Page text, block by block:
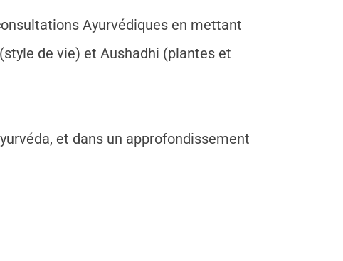
Ayurvédiques en mettant
de vie) et Aushadhi (plantes et
et dans un approfondissement